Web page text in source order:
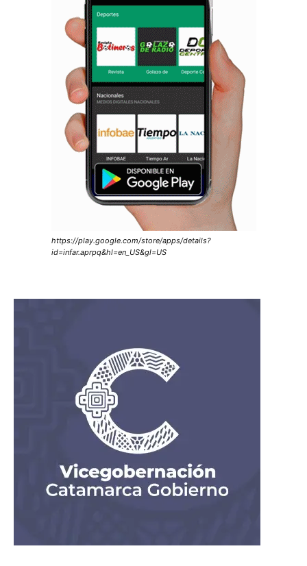
https://play.google.com/store/apps/details?
id=infar.aprpq&hl=en_US&gl=US